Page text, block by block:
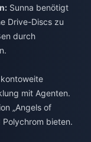
Sunna benötigt
Drive-Discs zu
durch
mit Agenten.
„Angels of
Polychrom bieten.